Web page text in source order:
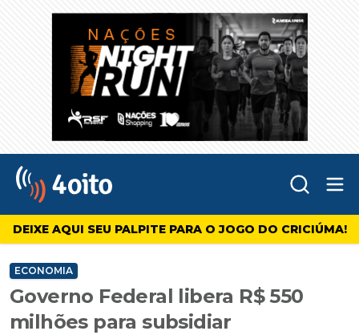
4oito
DEIXE AQUI SEU PALPITE PARA O JOGO DO CRICIÚMA!
ECONOMIA
Governo Federal libera R$ 550
milhões para subsidiar